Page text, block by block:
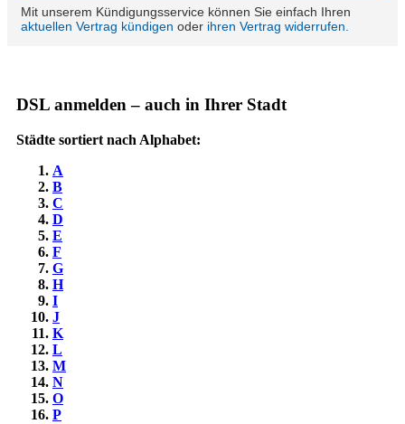
DSL anmelden – auch in Ihrer Stadt
Städte sortiert nach Alphabet:
A
B
C
D
E
F
G
H
I
J
K
L
M
N
O
P